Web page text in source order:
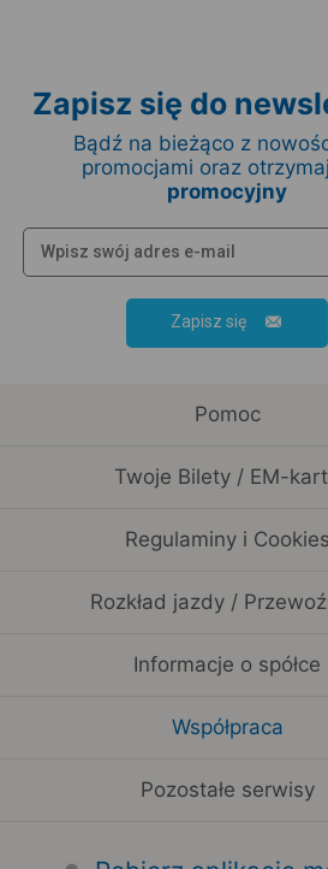
Zapisz się do
Bądź na bieżąco z
promocjami oraz otrzymaj
promocyjny
Zapisz się
Pomoc
Twoje Bilety / EM-
Regulaminy i Cookies
Rozkład jazdy /
Informacje o spółce
Współpraca
Pozostałe serwisy